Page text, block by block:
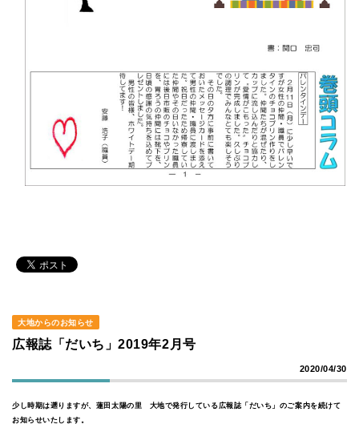
大地からのお知らせ
広報誌「だいち」2019年2月号
2020/04/30
少し時期は遡りますが、蓮田太陽の里 大地で発行している広報誌「だいち」のご案内を続けて
お知らせいたします。